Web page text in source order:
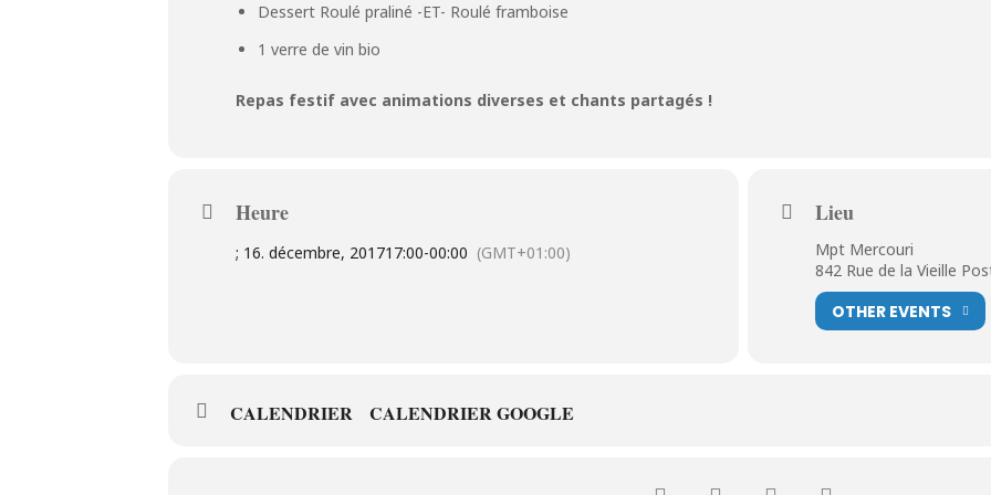
Dessert Roulé praliné -ET- Roulé framboise
1 verre de vin bio
Repas festif avec animations diverses et chants partagés !
Heure
; 16. décembre, 201717:00-00:00 (GMT+01:00)
Lieu
Mpt Mercouri
842 Rue de la Vieille
OTHER EVENTS
CALENDRIER CALENDRIER GOOGLE